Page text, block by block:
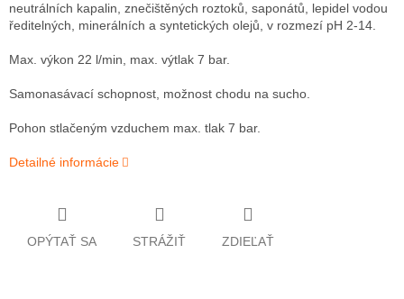
neutrálních kapalin, znečištěných roztoků, saponátů, lepidel vodou
ředitelných, minerálních a syntetických olejů, v rozmezí pH 2-14.
Max. výkon 22 l/min, max. výtlak 7 bar.
Samonasávací schopnost, možnost chodu na sucho.
Pohon stlačeným vzduchem max. tlak 7 bar.
Detailné informácie
OPÝTAŤ SA STRÁŽIŤ ZDIEĽAŤ